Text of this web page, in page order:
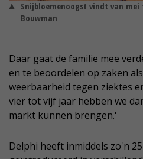
Snijbloemenoogst vindt van
Bouwman
Daar gaat de familie mee
en te beoordelen op zaken
weerbaarheid tegen ziektes
vier tot vijf jaar hebben we
markt kunnen brengen.'
Delphi heeft inmiddels zo'n